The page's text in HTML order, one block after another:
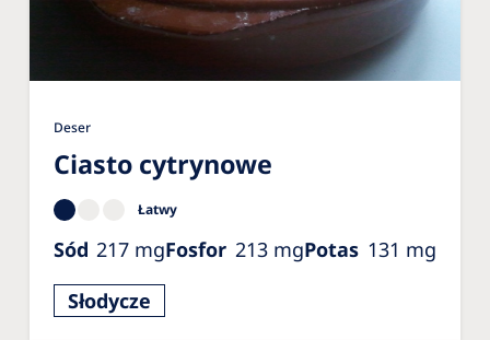
Deser
Ciasto cytrynowe
Łatwy
Sód 217 mgFosfor 213 mgPotas 131 mg
Słodycze